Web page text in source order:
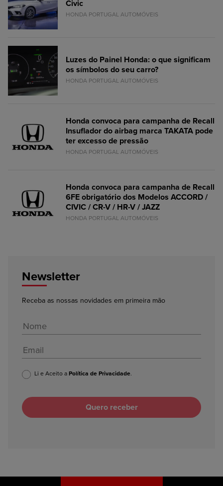
Civic
HONDA PORTUGAL AUTOMÓVEIS
Luzes do Painel Honda: o que significam
os símbolos do seu carro?
HONDA PORTUGAL AUTOMÓVEIS
Honda convoca para campanha de Recall
Insuflador do airbag marca TAKATA pode
ter excesso de pressão
HONDA PORTUGAL AUTOMÓVEIS
Honda convoca para campanha de Recall
6FE obrigatório dos Modelos ACCORD /
CIVIC / CR-V / HR-V / JAZZ
HONDA PORTUGAL AUTOMÓVEIS
Newsletter
Receba as nossas novidades em primeira mão
Li e Aceito a Política de Privacidade.